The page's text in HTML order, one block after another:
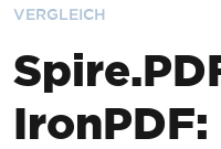
VERGLEICH